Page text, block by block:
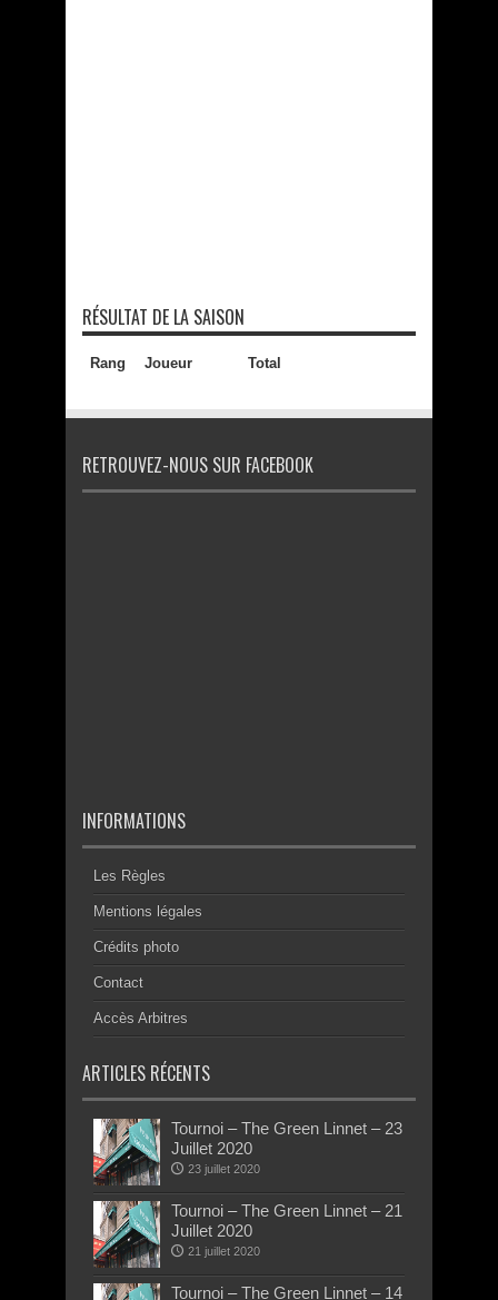
RÉSULTAT DE LA SAISON
Rang Joueur Total
RETROUVEZ-NOUS SUR FACEBOOK
INFORMATIONS
Les Règles
Mentions légales
Crédits photo
Contact
Accès Arbitres
ARTICLES RÉCENTS
Tournoi – The Green Linnet – 23
Juillet 2020
23 juillet 2020
Tournoi – The Green Linnet – 21
Juillet 2020
21 juillet 2020
Tournoi – The Green Linnet – 14